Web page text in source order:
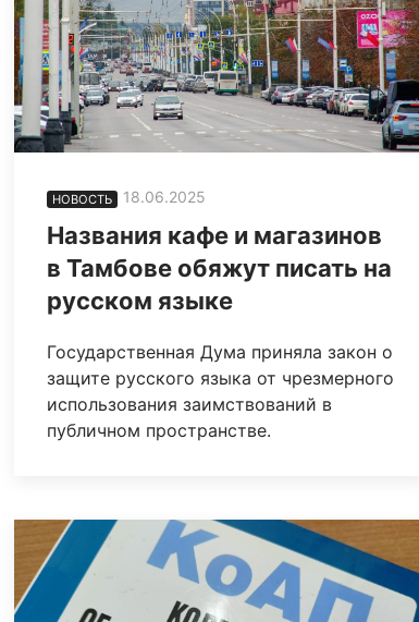
НОВОСТЬ 18.06.2025
Названия кафе и магазинов
в Тамбове обяжут писать на
русском языке
Государственная Дума приняла закон о
защите русского языка от чрезмерного
использования заимствований в
публичном пространстве.